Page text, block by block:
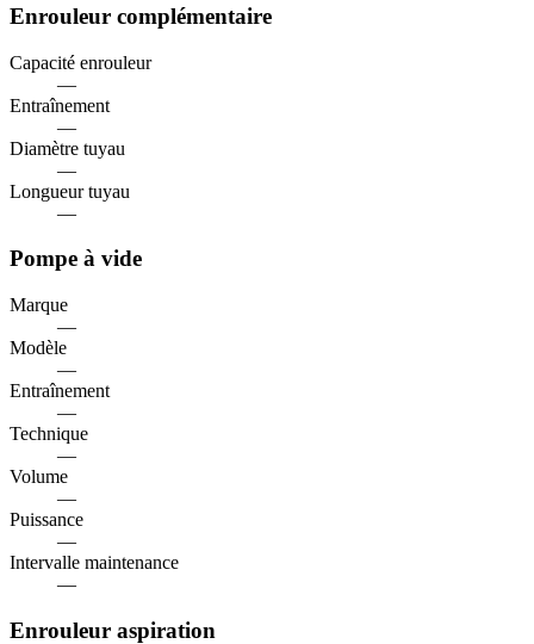
Enrouleur complémentaire
Capacité enrouleur
—
Entraînement
—
Diamètre tuyau
—
Longueur tuyau
—
Pompe à vide
Marque
—
Modèle
—
Entraînement
—
Technique
—
Volume
—
Puissance
—
Intervalle maintenance
—
Enrouleur aspiration